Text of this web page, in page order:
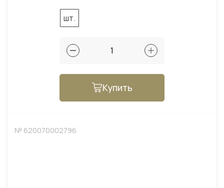
шт.
Купить
№ 620070002796